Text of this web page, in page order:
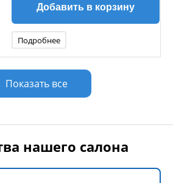
Добавить в корзину
Подробнее
Показать все
нашего салона